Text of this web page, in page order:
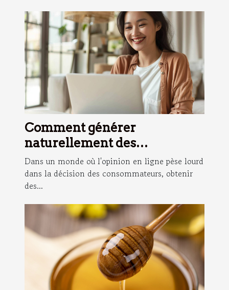
Comment générer
naturellement des
évaluations positives sur les
plateformes en ligne
Dans un monde où l'opinion en ligne pèse lourd
dans la décision des consommateurs, obtenir
des...